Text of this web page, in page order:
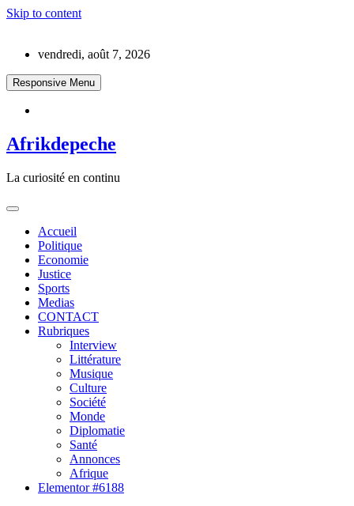
Skip to content
vendredi, août 7, 2026
Responsive Menu
Afrikdepeche
La curiosité en continu
Accueil
Politique
Economie
Justice
Sports
Medias
CONTACT
Rubriques
Interview
Littérature
Musique
Culture
Société
Monde
Diplomatie
Santé
Annonces
Afrique
Elementor #6188